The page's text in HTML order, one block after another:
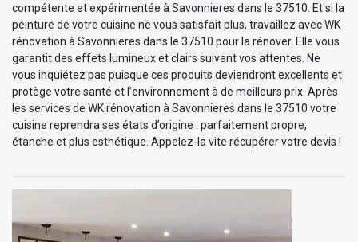
compétente et expérimentée à Savonnieres dans le 37510. Et si la
peinture de votre cuisine ne vous satisfait plus, travaillez avec WK
rénovation à Savonnieres dans le 37510 pour la rénover. Elle vous
garantit des effets lumineux et clairs suivant vos attentes. Ne
vous inquiétez pas puisque ces produits deviendront excellents et
protège votre santé et l’environnement à de meilleurs prix. Après
les services de WK rénovation à Savonnieres dans le 37510 votre
cuisine reprendra ses états d’origine : parfaitement propre,
étanche et plus esthétique. Appelez-la vite récupérer votre devis !